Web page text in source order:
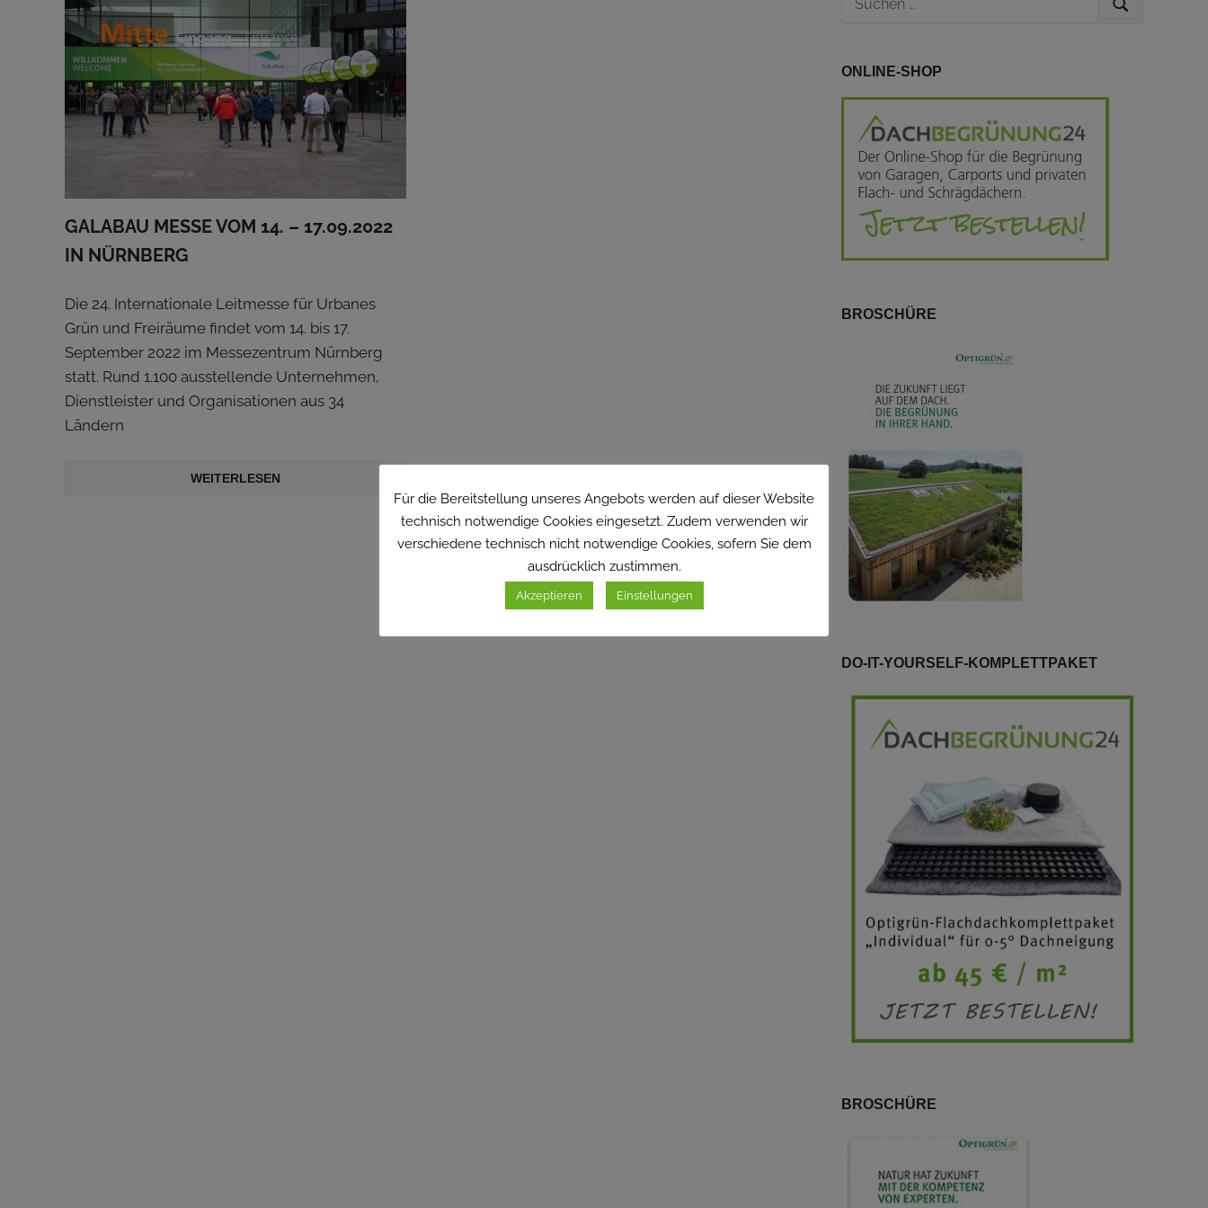
GALABAU MESSE VOM 14. – 17.09.2022
IN NÜRNBERG
Die 24. Internationale Leitmesse für Urbanes
Grün und Freiräume findet vom 14. bis 17.
September 2022 im Messezentrum Nürnberg
statt. Rund 1.100 ausstellende Unternehmen,
Dienstleister und Organisationen aus 34
Ländern
WEITERLESEN
SUCHEN
ONLINE-SHOP
BROSCHÜRE
DO-IT-YOURSELF-KOMPLETTPAKET
BROSCHÜRE
Für die Bereitstellung unseres Angebots werden auf dieser Website
technisch notwendige Cookies eingesetzt. Zudem verwenden wir
verschiedene technisch nicht notwendige Cookies, sofern Sie dem
ausdrücklich zustimmen.
Akzeptieren Einstellungen